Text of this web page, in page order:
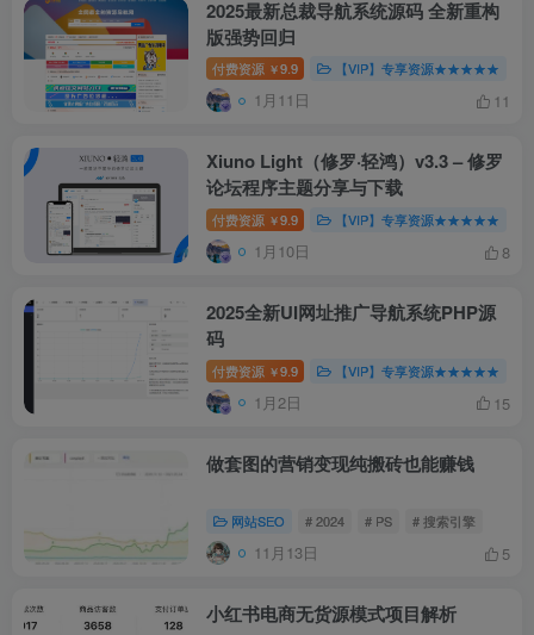
2025最新总裁导航系统源码 全新重构
版强势回归
付费资源 ￥9.9 【VIP】专享资源★★★★★
1月11日 11
Xiuno Light（修罗·轻鸿）v3.3 – 修罗
论坛程序主题分享与下载
付费资源 ￥9.9 【VIP】专享资源★★★★★
1月10日 8
2025全新UI网址推广导航系统PHP源
码
付费资源 ￥9.9 【VIP】专享资源★★★★★
1月2日 15
做套图的营销变现纯搬砖也能赚钱
网站SEO # 2024 # PS # 搜索引擎
11月13日 5
小红书电商无货源模式项目解析